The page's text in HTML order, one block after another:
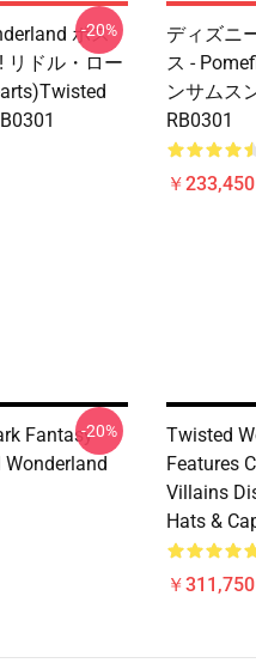
ポス
リドル・ロー
-20%
ディズニ
ス -
ンサムス
RB0301
￥
Fantasy-20%
Twisted
Features
Villains
Hats &
￥